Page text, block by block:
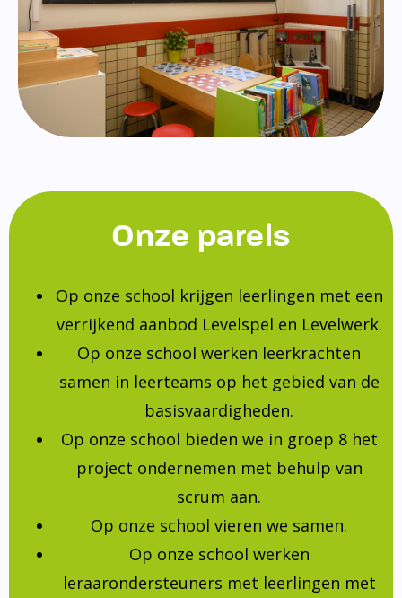
Onze parels
Op onze school krijgen leerlingen met een
verrijkend aanbod Levelspel en Levelwerk.
Op onze school werken leerkrachten
samen in leerteams op het gebied van de
basisvaardigheden.
Op onze school bieden we in groep 8 het
project ondernemen met behulp van
scrum aan.
Op onze school vieren we samen.
Op onze school werken
leraarondersteuners met leerlingen met